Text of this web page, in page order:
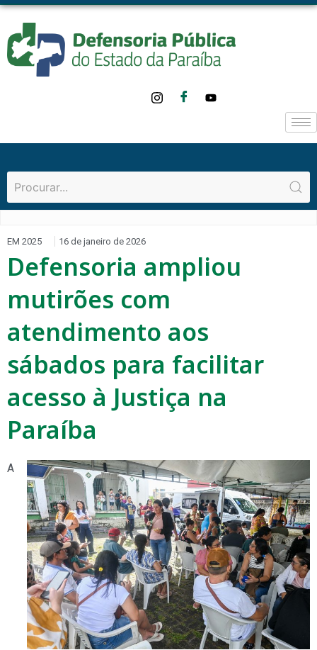
EM 2025 16 de janeiro de 2026
Defensoria ampliou
mutirões com
atendimento aos
sábados para facilitar
acesso à Justiça na
Paraíba
A